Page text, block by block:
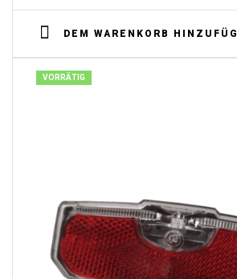
DEM WARENKORB HINZUFÜGEN
VORRÄTIG